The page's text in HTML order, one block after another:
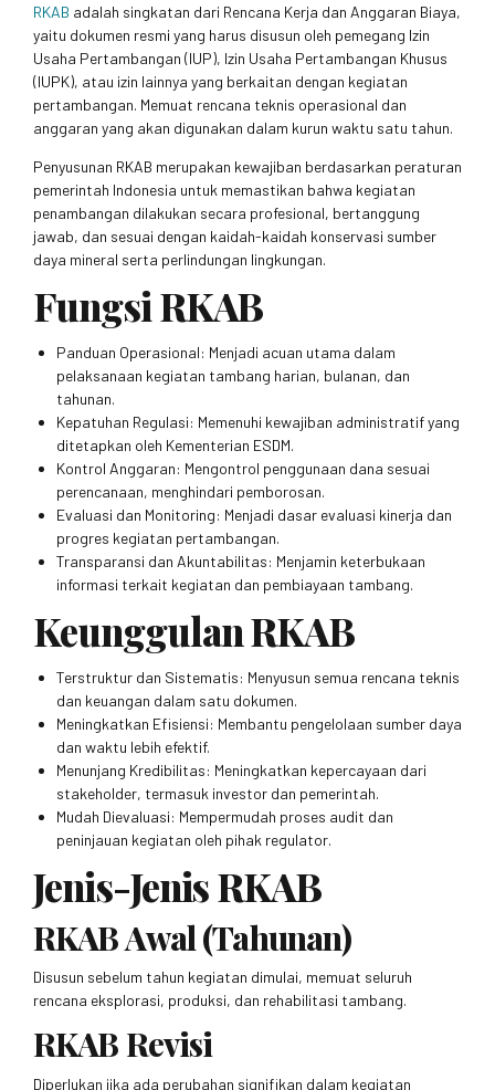
RKAB adalah singkatan dari Rencana Kerja dan Anggaran Biaya,
yaitu dokumen resmi yang harus disusun oleh pemegang Izin
Usaha Pertambangan (IUP), Izin Usaha Pertambangan Khusus
(IUPK), atau izin lainnya yang berkaitan dengan kegiatan
pertambangan. Memuat rencana teknis operasional dan
anggaran yang akan digunakan dalam kurun waktu satu tahun.
Penyusunan RKAB merupakan kewajiban berdasarkan peraturan
pemerintah Indonesia untuk memastikan bahwa kegiatan
penambangan dilakukan secara profesional, bertanggung
jawab, dan sesuai dengan kaidah-kaidah konservasi sumber
daya mineral serta perlindungan lingkungan.
Fungsi RKAB
Panduan Operasional: Menjadi acuan utama dalam
pelaksanaan kegiatan tambang harian, bulanan, dan
tahunan.
Kepatuhan Regulasi: Memenuhi kewajiban administratif yang
ditetapkan oleh Kementerian ESDM.
Kontrol Anggaran: Mengontrol penggunaan dana sesuai
perencanaan, menghindari pemborosan.
Evaluasi dan Monitoring: Menjadi dasar evaluasi kinerja dan
progres kegiatan pertambangan.
Transparansi dan Akuntabilitas: Menjamin keterbukaan
informasi terkait kegiatan dan pembiayaan tambang.
Keunggulan RKAB
Terstruktur dan Sistematis: Menyusun semua rencana teknis
dan keuangan dalam satu dokumen.
Meningkatkan Efisiensi: Membantu pengelolaan sumber daya
dan waktu lebih efektif.
Menunjang Kredibilitas: Meningkatkan kepercayaan dari
stakeholder, termasuk investor dan pemerintah.
Mudah Dievaluasi: Mempermudah proses audit dan
peninjauan kegiatan oleh pihak regulator.
Jenis-Jenis RKAB
RKAB Awal (Tahunan)
Disusun sebelum tahun kegiatan dimulai, memuat seluruh
rencana eksplorasi, produksi, dan rehabilitasi tambang.
RKAB Revisi
Diperlukan jika ada perubahan signifikan dalam kegiatan